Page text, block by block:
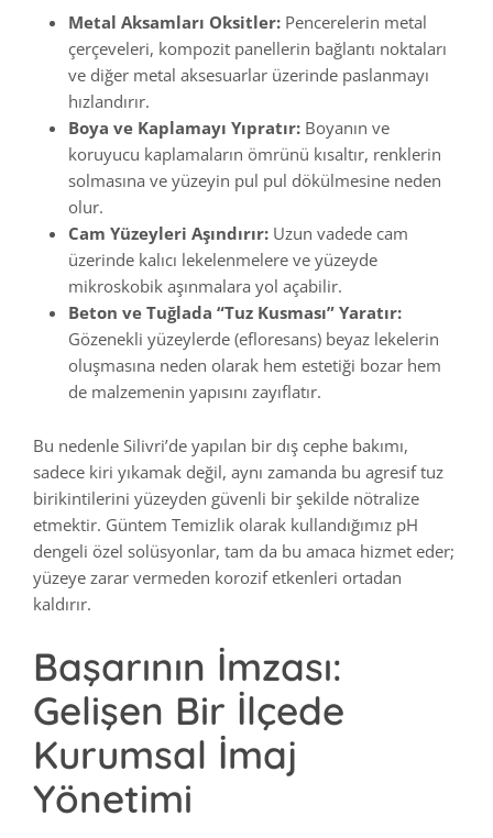
Metal Aksamları Oksitler: Pencerelerin metal
çerçeveleri, kompozit panellerin bağlantı noktaları
ve diğer metal aksesuarlar üzerinde paslanmayı
hızlandırır.
Boya ve Kaplamayı Yıpratır: Boyanın ve
koruyucu kaplamaların ömrünü kısaltır, renklerin
solmasına ve yüzeyin pul pul dökülmesine neden
olur.
Cam Yüzeyleri Aşındırır: Uzun vadede cam
üzerinde kalıcı lekelenmelere ve yüzeyde
mikroskobik aşınmalara yol açabilir.
Beton ve Tuğlada “Tuz Kusması” Yaratır:
Gözenekli yüzeylerde (efloresans) beyaz lekelerin
oluşmasına neden olarak hem estetiği bozar hem
de malzemenin yapısını zayıflatır.
Bu nedenle Silivri’de yapılan bir dış cephe bakımı,
sadece kiri yıkamak değil, aynı zamanda bu agresif tuz
birikintilerini yüzeyden güvenli bir şekilde nötralize
etmektir. Güntem Temizlik olarak kullandığımız pH
dengeli özel solüsyonlar, tam da bu amaca hizmet eder;
yüzeye zarar vermeden korozif etkenleri ortadan
kaldırır.
Başarının İmzası:
Gelişen Bir İlçede
Kurumsal İmaj
Yönetimi